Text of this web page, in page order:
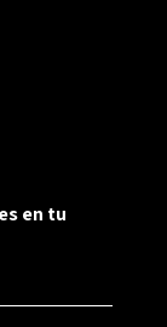
en tu